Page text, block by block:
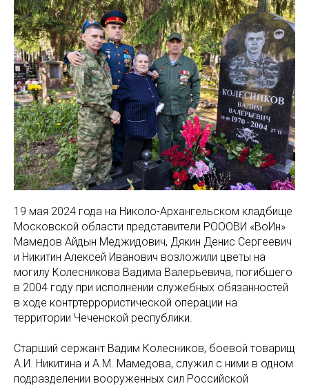
19 мая 2024 года на Николо-Архангельском кладбище
Московской области представители РОООВИ «ВоИн»
Мамедов Айдын Меджидович, Дякин Денис Сергеевич
и Никитин Алексей Иванович возложили цветы на
могилу Колесникова Вадима Валерьевича, погибшего
в 2004 году при исполнении служебных обязанностей
в ходе контртеррористической операции на
территории Чеченской республики.
Старший сержант Вадим Колесников, боевой товарищ
А.И. Никитина и А.М. Мамедова, служил с ними в одном
подразделении вооруженных сил Российской